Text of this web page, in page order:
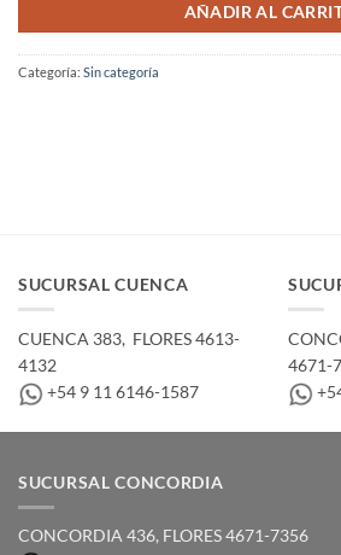
AÑADIR AL
Categoría: Sin categoría
SUCURSAL CUENCA
CUENCA 383, ­ FLORES 4613-
4132
+54 9 11 6146-1587
4671-
SUCURSAL CONCORDIA
CONCORDIA 436,­ FLORES 4671-7356